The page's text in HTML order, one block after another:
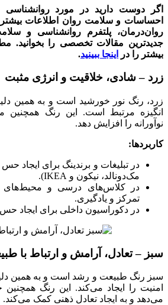
اگر دوست دارید در مورد روانشناسی
احساسات و سلامت روان اطلاعات
روان‌درمان، پلتفرم روانشناسی و
جدیدترین مقالات تخصصی را بخوانید.
بیشتر را در
اینجا ببینید.
زرد – شادی، خلاقیت و انرژی مثبت
زرد، رنگ نور خورشید است و به همین
انگیزه مرتبط است. این رنگ همچنین
نوآورانه را افزایش دهد.
کاربردها:
در تبلیغات و برندینگ برای ایجاد
مک‌دونالد، نیکون و IKEA).
در کلاس‌های درسی و محیط‌های
تمرکز و یادگیری.
در دکوراسیون داخلی برای ایجاد
سبز – تعادل، آرامش و ارتباط با
سبز رنگ طبیعت و رشد است و به همین
امنیت را ایجاد می‌کند. این رنگ
می‌دهد و به ایجاد تعادل ذهنی کمک می‌کند.